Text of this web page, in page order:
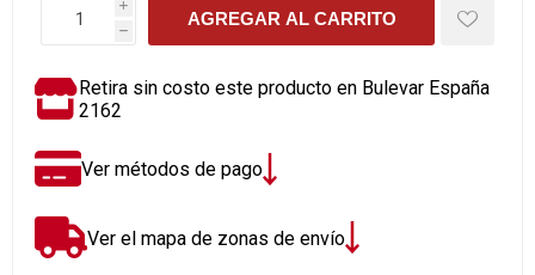
i
h
AGREGAR AL CARRITO
Retira sin costo este producto en Bulevar España
2162
Ver métodos de pago
Ver el mapa de zonas de envío